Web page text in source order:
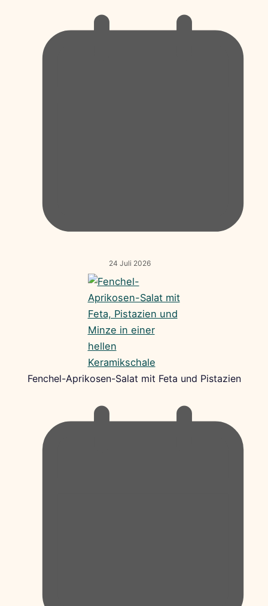
24 Juli 2026
Fenchel-Aprikosen-Salat mit Feta und Pistazien